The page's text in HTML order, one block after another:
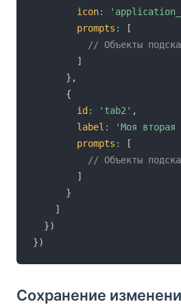
icon:
prompts :
[
// Объекты
]
} ,
{
id : 'tab2' ,
label : 'Моя вторая
prompts :
[
// Объекты
]
}
]
})
})
Сохранение